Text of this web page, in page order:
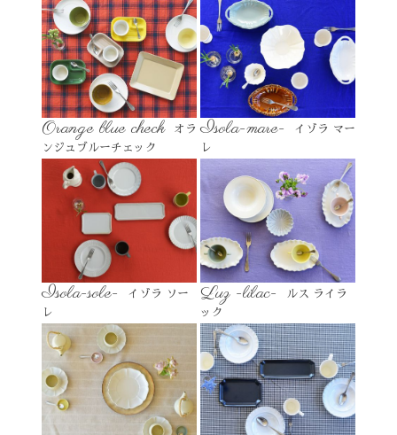
Orange blue check
オラ
ンジュブルーチェック
Isola-mare-
イゾラ マー
レ
Isola-sole-
イゾラ ソー
レ
Luz -lilac-
ルス ライラ
ック